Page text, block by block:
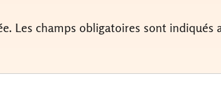
Les champs obligatoires sont indiqués